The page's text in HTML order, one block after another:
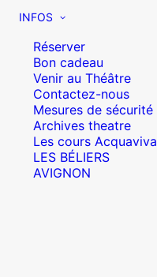
INFOS
Réserver
Bon cadeau
Venir au Théâtre
Contactez-nous
Mesures de sécurité
Archives theatre
Les cours Acquaviva
LES BÉLIERS
AVIGNON